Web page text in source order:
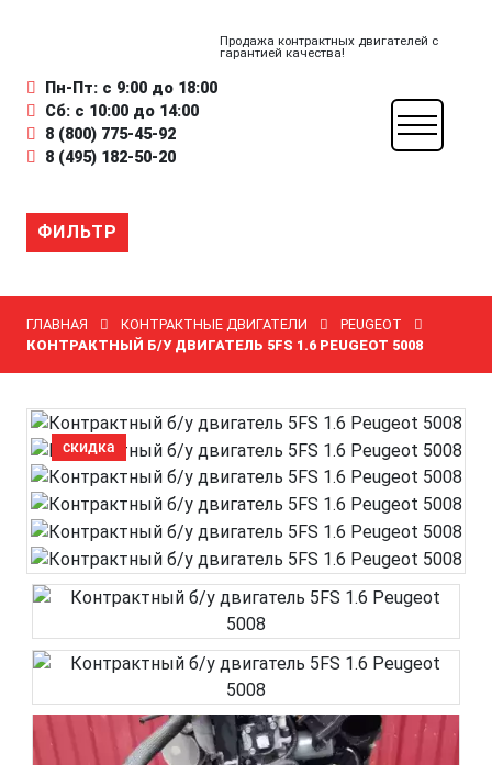
Продажа контрактных двигателей с
гарантией качества!
Пн-Пт: с 9:00 до 18:00
Сб: с 10:00 до 14:00
8 (800) 775-45-92
8 (495) 182-50-20
ФИЛЬТР
ГЛАВНАЯ КОНТРАКТНЫЕ ДВИГАТЕЛИ
PEUGEOT
КОНТРАКТНЫЙ Б/У ДВИГАТЕЛЬ 5FS 1.6 PEUGEOT 5008
скидка